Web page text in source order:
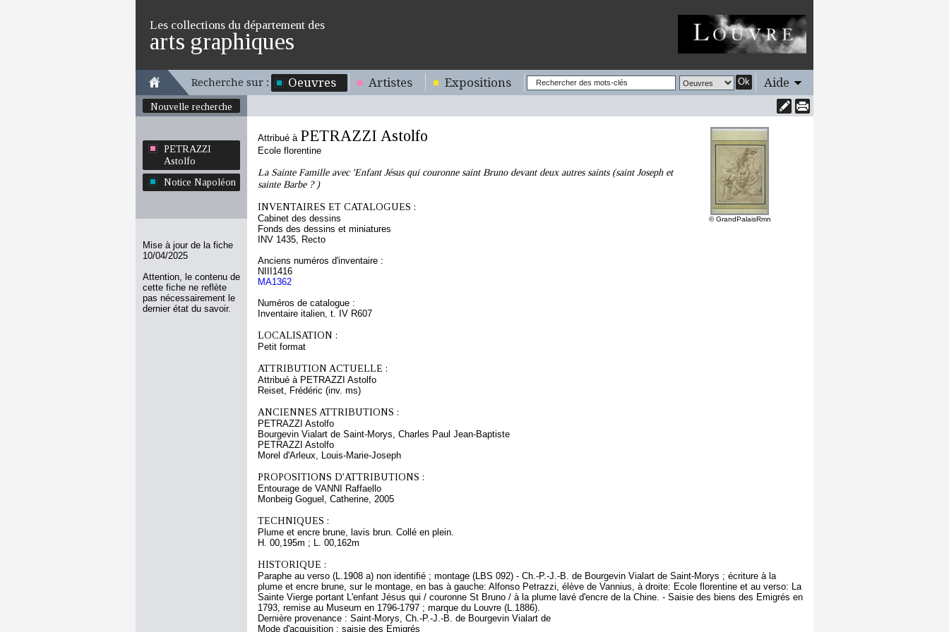
Les collections du département des
arts graphiques
Recherche sur : Oeuvres Artistes Expositions Ok Aide
Nouvelle recherche
PETRAZZI
Astolfo
Notice Napoléon
Mise à jour de la fiche
10/04/2025
Attention, le contenu de
cette fiche ne reflète
pas nécessairement le
dernier état du savoir.
© GrandPalaisRmn
Attribué à PETRAZZI Astolfo
Ecole florentine
La Sainte Famille avec 'Enfant Jésus qui couronne saint Bruno devant deux autres saints (saint Joseph et
sainte Barbe ? )
INVENTAIRES ET CATALOGUES :
Cabinet des dessins
Fonds des dessins et miniatures
INV 1435, Recto
Anciens numéros d'inventaire :
NIII1416
MA1362
Numéros de catalogue :
Inventaire italien, t. IV R607
LOCALISATION :
Petit format
ATTRIBUTION ACTUELLE :
Attribué à PETRAZZI Astolfo
Reiset, Frédéric (inv. ms)
ANCIENNES ATTRIBUTIONS :
PETRAZZI Astolfo
Bourgevin Vialart de Saint-Morys, Charles Paul Jean-Baptiste
PETRAZZI Astolfo
Morel d'Arleux, Louis-Marie-Joseph
PROPOSITIONS D'ATTRIBUTIONS :
Entourage de VANNI Raffaello
Monbeig Goguel, Catherine, 2005
TECHNIQUES :
Plume et encre brune, lavis brun. Collé en plein.
H. 00,195m ; L. 00,162m
HISTORIQUE :
Paraphe au verso (L.1908 a) non identifié ; montage (LBS 092) - Ch.-P.-J.-B. de Bourgevin Vialart de Saint-Morys ; écriture à la
plume et encre brune, sur le montage, en bas à gauche: Alfonso Petrazzi, élève de Vannius, à droite: Ecole florentine et au verso: La
Sainte Vierge portant L'enfant Jésus qui / couronne St Bruno / à la plume lavé d'encre de la Chine. - Saisie des biens des Emigrés en
1793, remise au Museum en 1796-1797 ; marque du Louvre (L.1886).
Dernière provenance : Saint-Morys, Ch.-P.-J.-B. de Bourgevin Vialart de
Mode d'acquisition : saisie des Emigrés